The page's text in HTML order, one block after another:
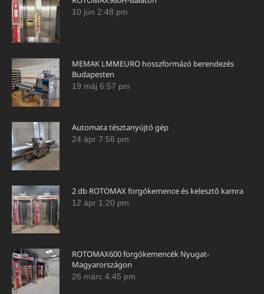
10 jún 2:48 pm
MEMAK LMMEURO hosszformázó berendezés
Budapesten
19 máj 6:57 pm
Automata tésztanyújtó gép
24 ápr 7:56 pm
2 db ROTOMAX forgókemence és kelesztő kamra
12 ápr 1:20 pm
ROTOMAX600 forgókemencék Nyugat-
Magyarországon
26 márc 4:45 pm